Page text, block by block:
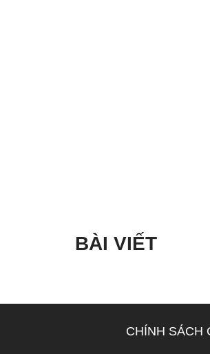
BÀI VIẾT
CHÍNH SÁCH